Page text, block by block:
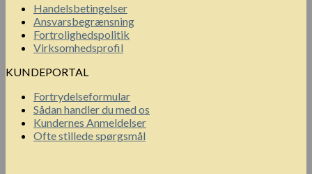
Handelsbetingelser
Ansvarsbegrænsning
Fortrolighedspolitik
Virksomhedsprofil
KUNDEPORTAL
Fortrydelseformular
Sådan handler du med os
Kundernes Anmeldelser
Ofte stillede spørgsmål